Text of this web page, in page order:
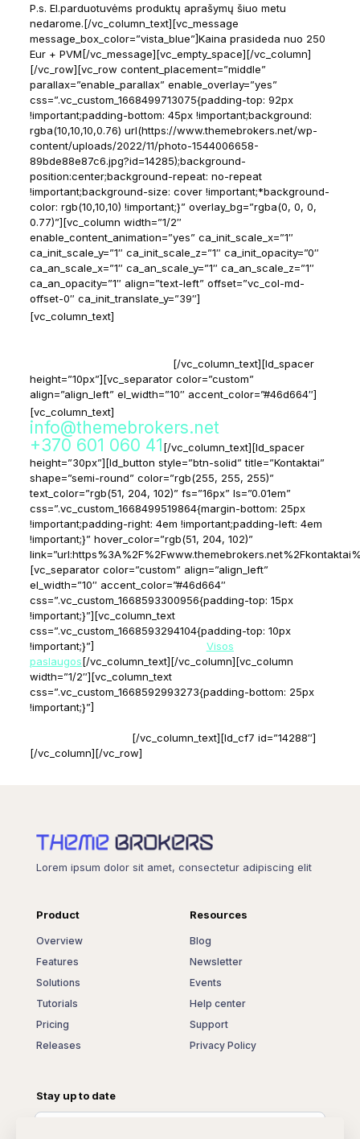
P.s. El.parduotuvėms produktų aprašymų šiuo metu
nedarome.[/vc_column_text][vc_message
message_box_color=”vista_blue”]Kaina prasideda nuo 250
Eur + PVM[/vc_message][vc_empty_space][/vc_column]
[/vc_row][vc_row content_placement=”middle”
parallax=”enable_parallax” enable_overlay=”yes”
css=”.vc_custom_1668499713075{padding-top: 92px
!important;padding-bottom: 45px !important;background:
rgba(10,10,10,0.76) url(https://www.themebrokers.net/wp-
content/uploads/2022/11/photo-1544006658-
89bde88e87c6.jpg?id=14285);background-
position:center;background-repeat: no-repeat
!important;background-size: cover !important;*background-
color: rgb(10,10,10) !important;}” overlay_bg=”rgba(0, 0, 0,
0.77)”][vc_column width=”1/2″
enable_content_animation=”yes” ca_init_scale_x=”1″
ca_init_scale_y=”1″ ca_init_scale_z=”1″ ca_init_opacity=”0″
ca_an_scale_x=”1″ ca_an_scale_y=”1″ ca_an_scale_z=”1″
ca_an_opacity=”1″ align=”text-left” offset=”vc_col-md-
offset-0″ ca_init_translate_y=”39″]
[vc_column_text]
[/vc_column_text][ld_spacer
height=”10px”][vc_separator color=”custom”
align=”align_left” el_width=”10″ accent_color=”#46d664″]
[vc_column_text]
info@themebrokers.netarba Tel.:
+370 601 060 41 [/vc_column_text][ld_spacer
height=”30px”][ld_button style=”btn-solid” title=”Kontaktai”
shape=”semi-round” color=”rgb(255, 255, 255)”
text_color=”rgb(51, 204, 102)” fs=”16px” ls=”0.01em”
css=”.vc_custom_1668499519864{margin-bottom: 25px
!important;padding-right: 4em !important;padding-left: 4em
!important;}” hover_color=”rgb(51, 204, 102)”
[vc_separator color=”custom” align=”align_left”
el_width=”10″ accent_color=”#46d664″
css=”.vc_custom_1668593300956{padding-top: 15px
!important;}”][vc_column_text
css=”.vc_custom_1668593294104{padding-top: 10px
!important;}”]
Visos
paslaugos[/vc_column_text][/vc_column][vc_column
width=”1/2″][vc_column_text
css=”.vc_custom_1668592993273{padding-bottom: 25px
!important;}”]
[/vc_column_text][ld_cf7 id=”14288″]
[/vc_column][/vc_row]
Lorem ipsum dolor sit amet, consectetur adipiscing elit
Product
Overview
Features
Solutions
Tutorials
Pricing
Releases
Resources
Blog
Newsletter
Events
Help center
Support
Privacy Policy
Stay up to date